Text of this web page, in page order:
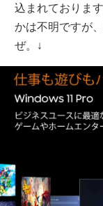
込まれておりま
かは不明ですが
ぜ。↓